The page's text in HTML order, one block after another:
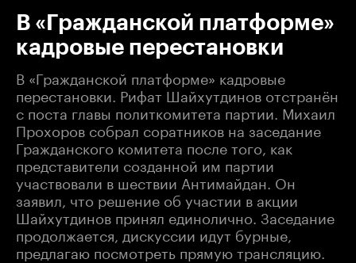
В «Гражданской платформе»
кадровые перестановки
В «Гражданской платформе» кадровые
перестановки. Рифат Шайхутдинов отстранён
с поста главы политкомитета партии. Михаил
Прохоров собрал соратников на заседание
Гражданского комитета после того, как
представители созданной им партии
участвовали в шествии Антимайдан. Он
заявил, что решение об участии в акции
Шайхутдинов принял единолично. Заседание
продолжается, дискуссии идут бурные,
предлагаю посмотреть прямую трансляцию.